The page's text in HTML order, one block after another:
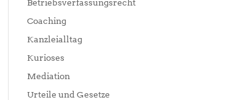
Betriebsverfassungsrecht
Coaching
Kanzleialltag
Kurioses
Mediation
Urteile und Gesetze